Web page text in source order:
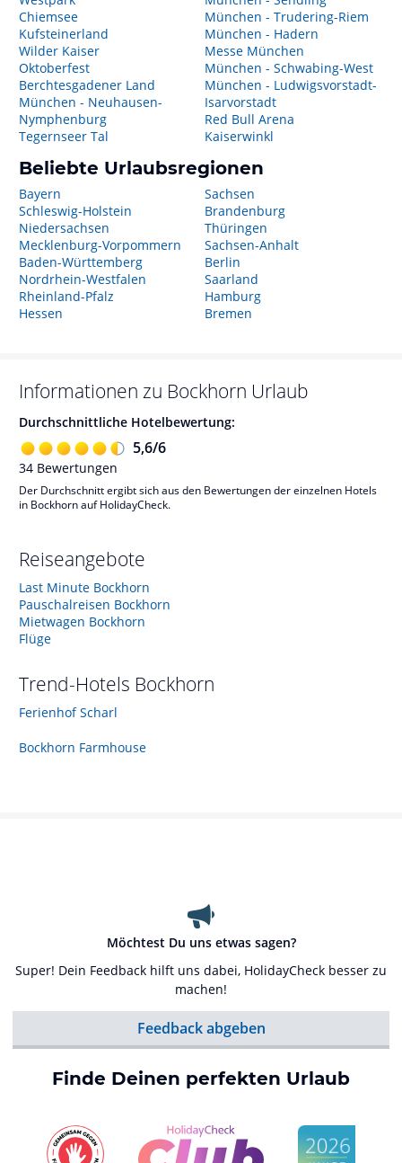
Chiemsee
Kufsteinerland
Wilder Kaiser
Oktoberfest
Berchtesgadener Land
München - Neuhausen-
Nymphenburg
Tegernseer Tal
München - Trudering-Riem
München - Hadern
Messe München
München - Schwabing-West
München - Ludwigsvorstadt-
Isarvorstadt
Red Bull Arena
Kaiserwinkl
Beliebte Urlaubsregionen
Bayern
Schleswig-Holstein
Niedersachsen
Mecklenburg-Vorpommern
Baden-Württemberg
Nordrhein-Westfalen
Rheinland-Pfalz
Hessen
Sachsen
Brandenburg
Thüringen
Sachsen-Anhalt
Berlin
Saarland
Hamburg
Bremen
Informationen zu Bockhorn Urlaub
Durchschnittliche Hotelbewertung:
5,6/6
34 Bewertungen
Der Durchschnitt ergibt sich aus den Bewertungen der einzelnen Hotels
in Bockhorn auf HolidayCheck.
Reiseangebote
Last Minute Bockhorn
Pauschalreisen Bockhorn
Mietwagen Bockhorn
Flüge
Trend-Hotels Bockhorn
Ferienhof Scharl
Bockhorn Farmhouse
Möchtest Du uns etwas sagen?
Super! Dein Feedback hilft uns dabei, HolidayCheck besser zu
machen!
Feedback abgeben
Finde Deinen perfekten Urlaub